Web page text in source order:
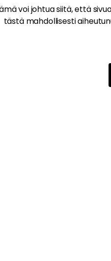
voi johtua siitä, että
tästä mahdollisesti